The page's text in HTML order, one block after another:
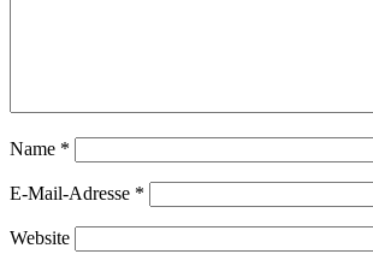
Name *
E-Mail-Adresse *
Website